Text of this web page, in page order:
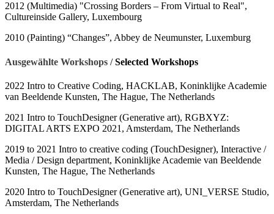
2012 (Multimedia) "Crossing Borders – From Virtual to Real",
Cultureinside Gallery, Luxembourg
2010 (Painting) “Changes”, Abbey de Neumunster, Luxemburg
Ausgewählte Workshops /Selected Workshops
2022 Intro to Creative Coding, HACKLAB, Koninklijke Academie
van Beeldende Kunsten, The Hague, The Netherlands
2021 Intro to TouchDesigner (Generative art), RGBXYZ:
DIGITAL ARTS EXPO 2021, Amsterdam, The Netherlands
2019 to 2021 Intro to creative coding (TouchDesigner), Interactive /
Media / Design department, Koninklijke Academie van Beeldende
Kunsten, The Hague, The Netherlands
2020 Intro to TouchDesigner (Generative art), UNI_VERSE Studio,
Amsterdam, The Netherlands